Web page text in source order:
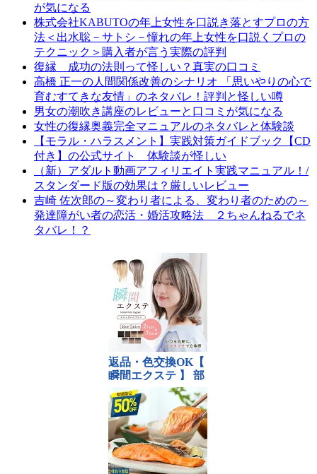
が気になる
株式会社KABUTOの年上女性を口説き落とすプロの方
法＜出水聡－サトシ－憧れの年上女性を口説くプロの
テクニック＞購入者が言う実際の評判
復縁 成功の法則って怪しい？真実の口コミ
高橋 正一の人間関係改善のシナリオ 「思いやりの心で
育むすてきな友情」のネタバレ！評判と怪しい噂
男女の潮吹き講座のレビューと口コミが気になる
女性の復縁奥義完全マニュアルのネタバレと体験談
【モラル・ハラスメント】実践対策ガイドブック【CD
付き】の公式サイト 体験談が怪しい
（新）アダルト動画アフィリエイト実践マニュアル！/
スタンダード版の効果は？厳しいレビュー
吉崎 佐次郎の～変わり者による、変わり者のための～
発達障がい者の恋活・婚活攻略法 ２ちゃんねるでネ
タバレ！？